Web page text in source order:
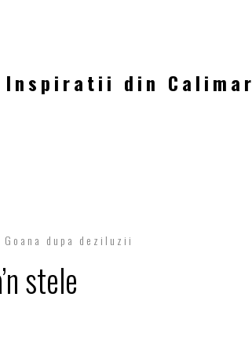
din
Goana dupa deziluzii
stele